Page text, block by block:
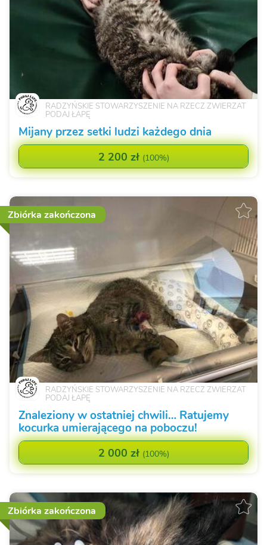
RADZYŃSKIE STOWARZYSZENIE NA RZECZ ZWIERZAT
PODAJ ŁAPĘ
Mijany przez setki ludzi każdego dnia
2 200 zł (100%)
Zbiórka zakończona
RADZYŃSKIE STOWARZYSZENIE NA RZECZ ZWIERZAT
PODAJ ŁAPĘ
Znaleziony w ostatniej chwili… Ratujemy
kocurka umierającego na poboczu!
2 000 zł (100%)
Zbiórka zakończona